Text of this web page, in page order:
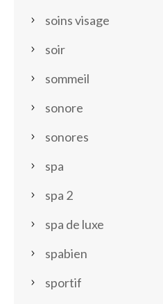
soins visage
soir
sommeil
sonore
sonores
spa
spa 2
spa de luxe
spabien
sportif